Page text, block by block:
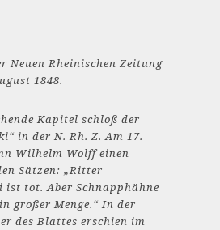
Neuen Rheinischen Zeitung
1848.
Kapitel schloß der
in der N. Rh. Z. Am 17.
Wilhelm Wolff einen
Sätzen: „Ritter
ist tot. Aber Schnapphähne
großer Menge.“ In der
des Blattes erschien im